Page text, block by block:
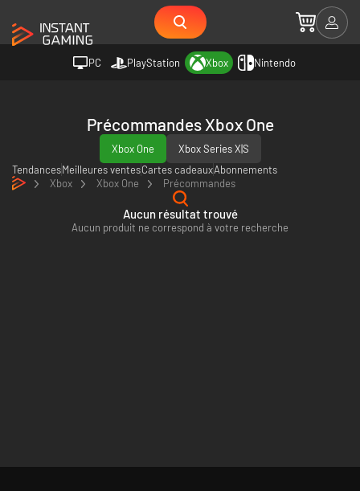
PC PlayStation Xbox Nintendo
Précommandes Xbox One
Xbox One
Xbox Series X|S
TendancesMeilleures ventesCartes cadeauxAbonnements
Xbox
Xbox One Précommandes
Aucun résultat trouvé
Aucun produit ne correspond à votre recherche